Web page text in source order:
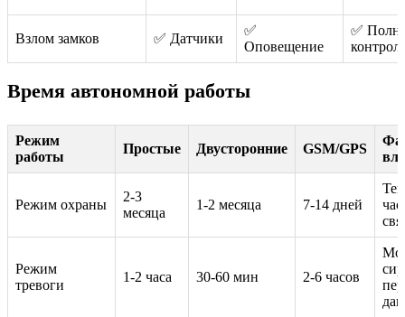
Взлом замков ✅ Датчики
✅
Оповещение
✅
Время автономной работы
Режим
работы
Простые Двусторонние GSM/GPS
Режим охраны
2-3
месяца
1-2 месяца 7-14 дней
Режим
тревоги
1-2 часа 30-60 мин 2-6 часов